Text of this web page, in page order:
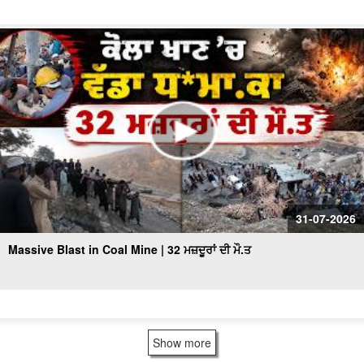
31-07-2026
Massive Blast in Coal Mine | 32 ਮਜ਼ਦੂਰਾਂ ਦੀ ਮੌ.ਤ
Show more